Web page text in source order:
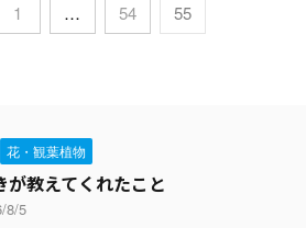
1 … 54 55
花・観葉植物
が教えてくれたこと
8/5